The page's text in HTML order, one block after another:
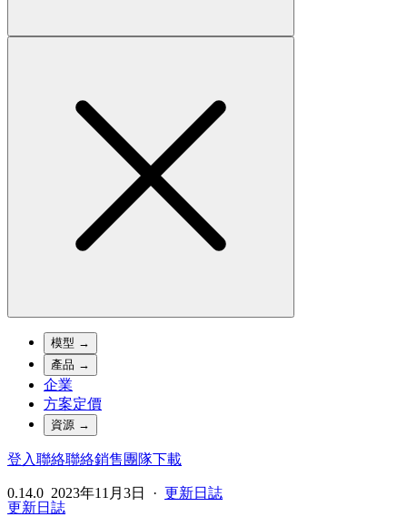
模型 →
產品 →
企業
方案定價
資源 →
登入聯絡聯絡銷售團隊下載
0.14.0 2023年11月3日 · 更新日誌
更新日誌